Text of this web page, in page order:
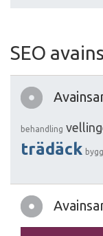
SEO
behandling
trädäck